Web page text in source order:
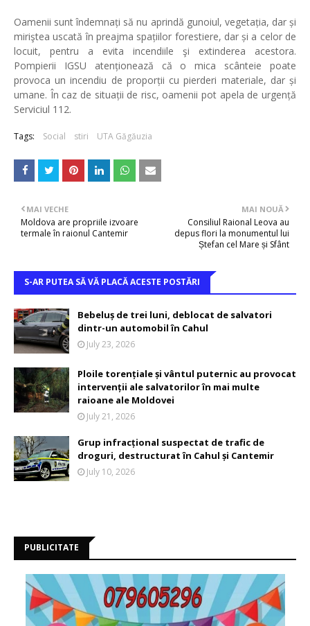
Oamenii sunt îndemnați să nu aprindă gunoiul, vegetația, dar și
miriştea uscată în preajma spațiilor forestiere, dar și a celor de
locuit, pentru a evita incendiile şi extinderea acestora.
Pompierii IGSU atenționează că o mica scânteie poate
provoca un incendiu de proporții cu pierderi materiale, dar și
umane. În caz de situații de risc, oamenii pot apela de urgență
Serviciul 112.
Tags: Social stiri UTA Găgăuzia
MAI NOUĂ
Consiliul Raional Leova au
depus flori la monumentul lui
Ștefan cel Mare și Sfânt
MAI VECHE
Moldova are propriile izvoare
termale în raionul Cantemir
S-AR PUTEA SĂ VĂ PLACĂ ACESTE POSTĂRI
Bebeluș de trei luni, deblocat de salvatori
dintr-un automobil în Cahul
July 23, 2026
Ploile torențiale și vântul puternic au provocat
intervenții ale salvatorilor în mai multe
raioane ale Moldovei
July 21, 2026
Grup infracțional suspectat de trafic de
droguri, destructurat în Cahul și Cantemir
July 10, 2026
PUBLICITATE